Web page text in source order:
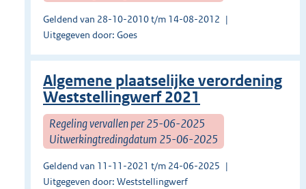
Geldend van 28-10-2010 t/m 14-08-2012
Uitgegeven door: Goes
Algemene plaatselijke verordening
Weststellingwerf 2021
Regeling vervallen per 25-06-2025
Uitwerkingtredingdatum 25-06-2025
Geldend van 11-11-2021 t/m 24-06-2025
Uitgegeven door: Weststellingwerf